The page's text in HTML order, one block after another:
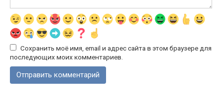
Сохранить моё имя, email и адрес сайта в этом браузере для
последующих моих комментариев.